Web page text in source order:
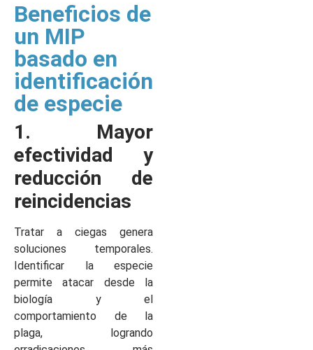
Beneficios de
un MIP
basado en
identificación
de especie
1. Mayor
efectividad y
reducción de
reincidencias
Tratar a ciegas genera
soluciones temporales.
Identificar la especie
permite atacar desde la
biología y el
comportamiento de la
plaga, logrando